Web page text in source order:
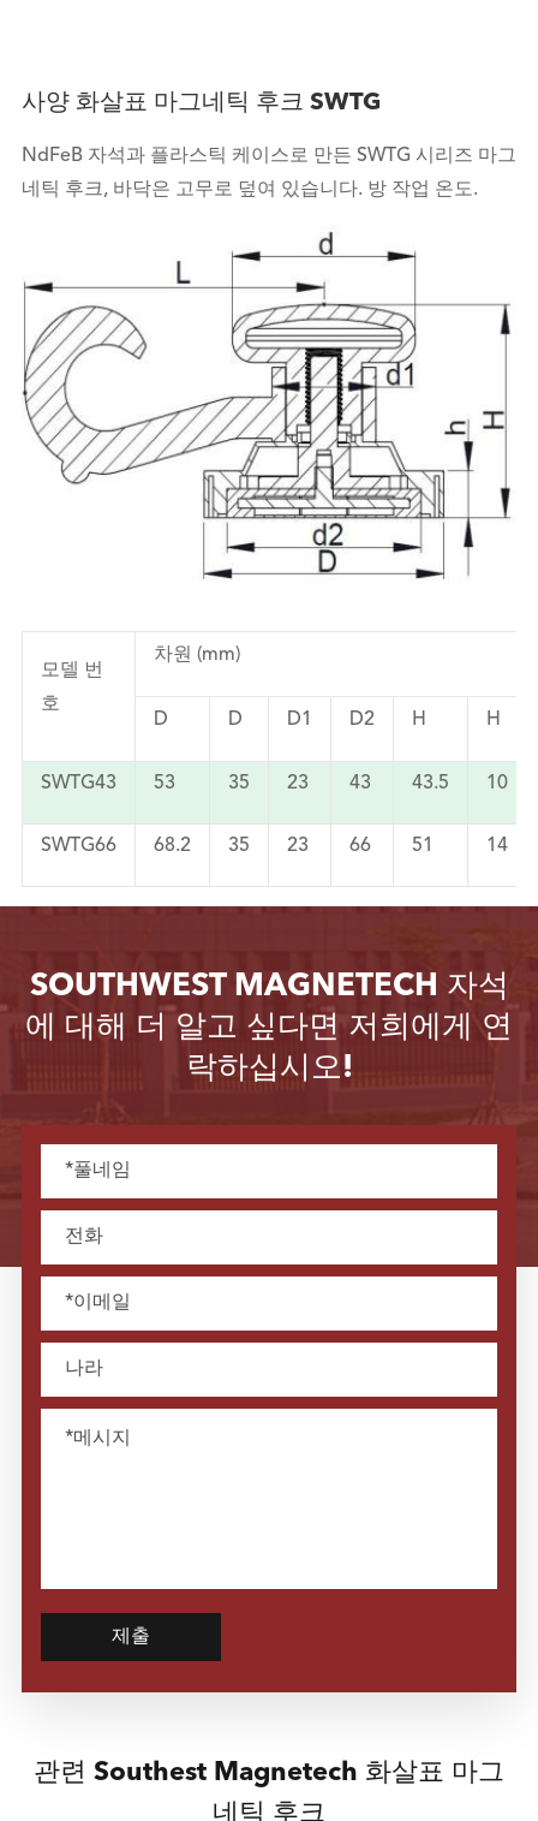
사양 화살표 마그네틱 후크 SWTG
NdFeB 자석과 플라스틱 케이스로 만든 SWTG 시리즈 마그
네틱 후크, 바닥은 고무로 덮여 있습니다. 방 작업 온도.
모델 번
호
차원 (mm)
D D D1 D2 H H
SWTG43 53 35 23 43 43.5 10
SWTG66 68.2 35 23 66 51 14
SOUTHWEST MAGNETECH 자석
에 대해 더 알고 싶다면 저희에게 연
락하십시오!
제출
관련 Southest Magnetech 화살표 마그
네틱 후크